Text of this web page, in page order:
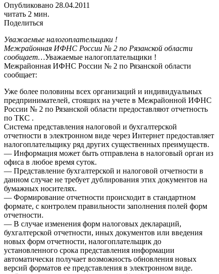
Опубликовано 28.04.2011
читать 2 мин.
Поделиться
Уважаемые налогоплательщики !
Межрайонная ИФНС России № 2 по Рязанской области
сообщает…Уважаемые налогоплательщики !
Межрайонная ИФНС России № 2 по Рязанской области
сообщает:
Уже более половины всех организаций и индивидуальных
предпринимателей, стоящих на учете в Межрайонной ИФНС
России № 2 по Рязанской области предоставляют отчетность
по ТКС .
Система представления налоговой и бухгалтерской
отчетности в электронном виде через Интернет предоставляет
налогоплательщику ряд других существенных преимуществ.
— Информация может быть отправлена в налоговый орган из
офиса в любое время суток.
— Представление бухгалтерской и налоговой отчетности в
данном случае не требует дублирования этих документов на
бумажных носителях.
— Формирование отчетности происходит в стандартном
формате, с контролем правильности заполнения полей форм
отчетности.
— В случае изменения форм налоговых деклараций,
бухгалтерской отчетности, иных документов или введения
новых форм отчетности, налогоплательщик до
установленного срока представления информации
автоматически получает возможность обновления новых
версий форматов ее представления в электронном виде.